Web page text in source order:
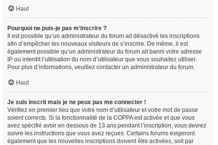
Haut
Pourquoi ne puis-je pas m’inscrire ?
Il est possible qu’un administrateur du forum ait désactivé les inscriptions
afin d’empêcher les nouveaux visiteurs de s’inscrire. De même, il est
également possible qu’un administrateur du forum ait banni votre adresse
IP ou interdit l’utilisation du nom d’utilisateur que vous souhaitez utiliser.
Pour plus d’informations, veuillez contacter un administrateur du forum.
Haut
Je suis inscrit mais je ne peux pas me connecter !
Vérifiez en premier lieu que votre nom d’utilisateur et votre mot de passe
soient corrects. Si la fonctionnalité de la COPPA est activée et que vous
avez spécifié avoir en dessous de 13 ans pendant l’inscription, vous devrez
suivre les instructions que vous avez reçues. Certains forums exigeront
également que les nouvelles inscriptions doivent être activées, soit par